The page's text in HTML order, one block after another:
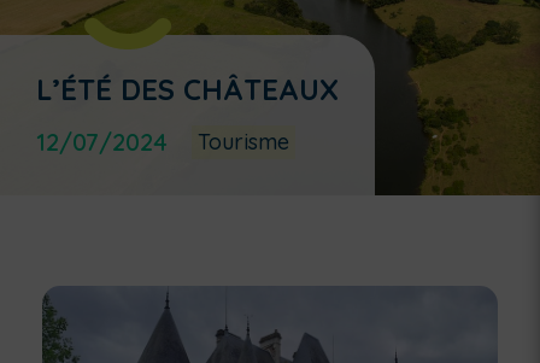
L’ÉTÉ DES CHÂTEAUX
12/07/2024 Tourisme